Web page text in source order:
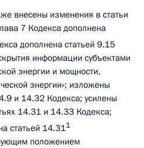
внесены изменения в статьи
7 Кодекса дополнена
дополнена статьей 9.15
информации субъектами
энергии и мощности,
энергии»; изложены
и 14.32 Кодекса; усилены
14.31 и 14.33 Кодекса;
статьей 14.311
положением